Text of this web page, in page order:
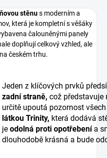
stěnus moderním a
která je kompletní s věšáky
čalouněnými panely
doplňují celkový vzhled, ale
českém trhu.
Jeden z klíčových prvků
zadní straně, což
určitě upoutá pozornost
látkou Trinity, která dodává
je odolná proti opotřebenía
dlouhodobě krásná a bude